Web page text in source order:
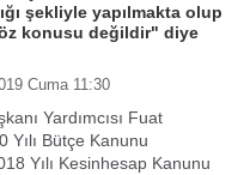
şekliyle yapılmakta olup
konusu değildir" diye
Cuma 11:30
Yardımcısı Fuat
Yılı Bütçe Kanunu
Yılı Kesinhesap Kanunu